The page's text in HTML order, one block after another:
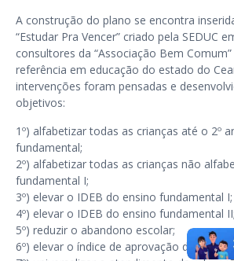
A construção do plano se encontra
“Estudar Pra Vencer” criado pela SEDUC
consultores da “Associação Bem
referência em educação do estado do
intervenções foram pensadas e
objetivos:
1º) alfabetizar todas as crianças até o 2º
fundamental;
2º) alfabetizar todas as crianças não
fundamental I;
3º) elevar o IDEB do ensino fundamental I;
4º) elevar o IDEB do ensino fundamental II;
5º) reduzir o abandono escolar;
6º) elevar o índice de aprovação do